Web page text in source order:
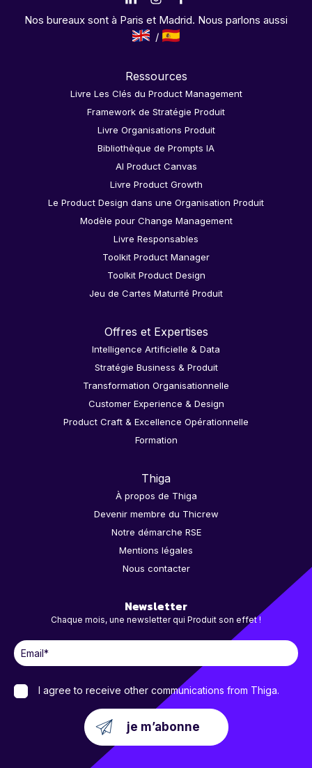
Nos bureaux sont à Paris et Madrid. Nous parlons aussi
Ressources
Livre Les Clés du Product Management
Framework de Stratégie Produit
Livre Organisations Produit
Bibliothèque de Prompts IA
AI Product Canvas
Livre Product Growth
Le Product Design dans une Organisation Produit
Modèle pour Change Management
Livre Responsables
Toolkit Product Manager
Toolkit Product Design
Jeu de Cartes Maturité Produit
Offres et Expertises
Intelligence Artificielle & Data
Stratégie Business & Produit
Transformation Organisationnelle
Customer Experience & Design
Product Craft & Excellence Opérationnelle
Formation
Thiga
À propos de Thiga
Devenir membre du Thicrew
Notre démarche RSE
Mentions légales
Nous contacter
Newsletter
Chaque mois, une newsletter qui Produit son effet !
I agree to receive other communications from Thiga.